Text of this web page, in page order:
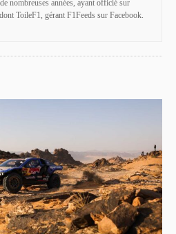
nombreuses années, ayant officié sur
ToileF1, gérant F1Feeds sur Facebook.